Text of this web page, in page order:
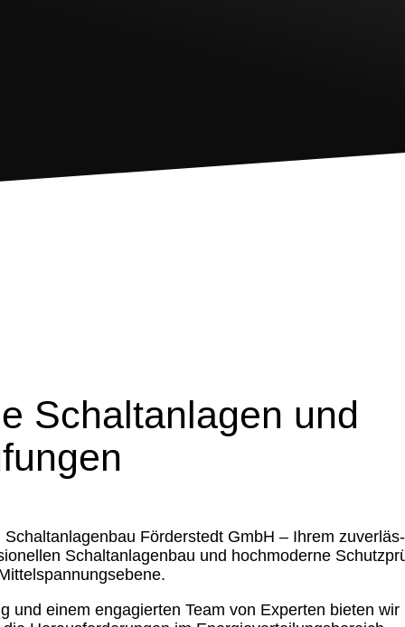
Schalt­an­lagen und
Förder­stedt GmbH – Ihrem zuver­läs­
Schalt­an­la­genbau und hochmo­derne
und einem engagierten Team von Experten bieten wir